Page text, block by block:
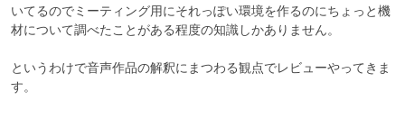
いてるのでミーティング用にそれっぽい環境を作るのにちょっと機
材について調べたことがある程度の知識しかありません。
というわけで音声作品の解釈にまつわる観点でレビューやってきま
す。